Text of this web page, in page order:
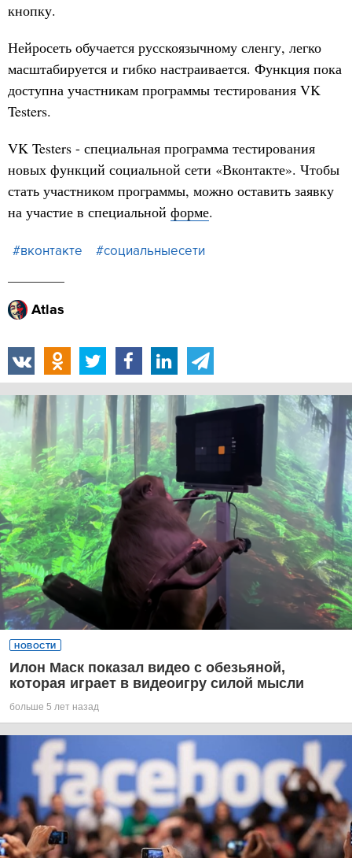
кнопку.
Нейросеть обучается русскоязычному сленгу, легко
масштабируется и гибко настраивается. Функция пока
доступна участникам программы тестирования VK
Testers.
VK Testers - специальная программа тестирования
новых функций социальной сети «Вконтакте». Чтобы
стать участником программы, можно оставить заявку
на участие в специальной форме.
#вконтакте #социальныесети
Atlas
НОВОСТИ
Илон Маск показал видео с обезьяной,
которая играет в видеоигру силой мысли
больше 5 лет назад